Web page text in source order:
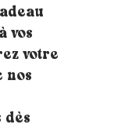
vos
votre
nos
dès